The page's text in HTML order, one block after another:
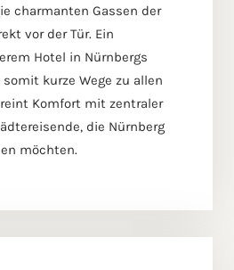
charmanten Gassen der
vor der Tür. Ein
Hotel in Nürnbergs
kurze Wege zu allen
Komfort mit zentraler
die Nürnberg
möchten.